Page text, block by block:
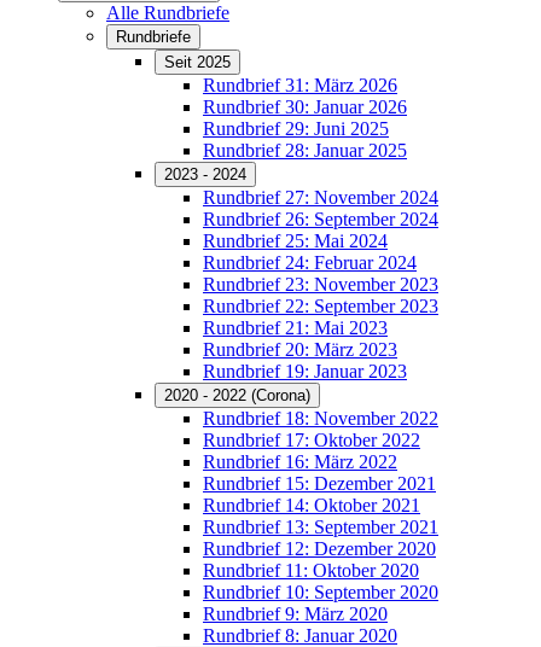
Alle Rundbriefe
Rundbriefe
Seit 2025
Rundbrief 31: März 2026
Rundbrief 30: Januar 2026
Rundbrief 29: Juni 2025
Rundbrief 28: Januar 2025
2023 - 2024
Rundbrief 27: November 2024
Rundbrief 26: September 2024
Rundbrief 25: Mai 2024
Rundbrief 24: Februar 2024
Rundbrief 23: November 2023
Rundbrief 22: September 2023
Rundbrief 21: Mai 2023
Rundbrief 20: März 2023
Rundbrief 19: Januar 2023
2020 - 2022 (Corona)
Rundbrief 18: November 2022
Rundbrief 17: Oktober 2022
Rundbrief 16: März 2022
Rundbrief 15: Dezember 2021
Rundbrief 14: Oktober 2021
Rundbrief 13: September 2021
Rundbrief 12: Dezember 2020
Rundbrief 11: Oktober 2020
Rundbrief 10: September 2020
Rundbrief 9: März 2020
Rundbrief 8: Januar 2020